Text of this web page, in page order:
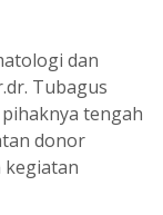
dan
Tubagus
tengah
donor
kegiatan